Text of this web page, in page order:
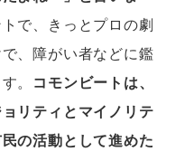
で、きっとプロの劇
、障がい者などに鑑
。 コモンビートは、
リティとマイノリテ
の活動として進めた